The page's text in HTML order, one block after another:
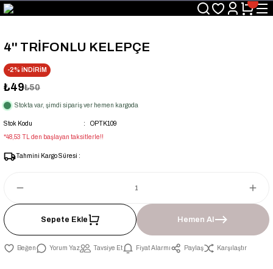
Üyelerimize Özel "uye2026" Koduyla Sepette Ekstra %3 İndirim
KAZAN-KASKAD İÇİN TEK ADRES
4'' TRİFONLU KELEPÇE
-2% İNDİRİM
₺49₺50
Stokta var, şimdi sipariş ver hemen kargoda
Stok Kodu
OPTK109
*48,53 TL den başlayan taksitlerle!!
Tahmini Kargo Süresi :
Sepete Ekle Hemen Al
Yorum Yaz Tavsiye Et Fiyat Alarmı Paylaş Karşılaştır